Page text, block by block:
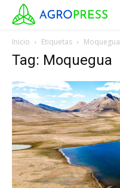
Inicio Etiquetas Moquegua
Tag: Moquegua